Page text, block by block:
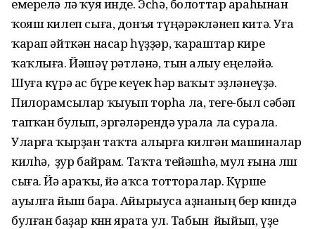
емерелә лә ҡуя инде. Эсһә, болоттар араһынан
ҡояш килеп сыға, донъя түңәрәкләнеп китә. Уға
ҡарап әйткән насар һүҙҙәр, ҡараштар кире
ҡаҡлыға. Йәшәү рәтләнә, тын алыу еңеләйә.
Шуға күрә ас бүре кеүек һәр ваҡыт эҙләнеүҙә.
Пилорамсылар ҡыуып торһа ла, теге-был сәбәп
тапҡан булып, эргәләрендә урала ла сурала.
Уларға ҡырҙан таҡта алырға килгән машиналар
килһә, ҙур байрам. Таҡта тейәшһә, мул ғына өлөш
сыға. Йә араҡы, йә аҡса тотторалар. Күрше
ауылға йыш бара. Айырыуса аҙнаның бер көнөндә
булған баҙар көнөн ярата ул. Табын йыйып, үҙе